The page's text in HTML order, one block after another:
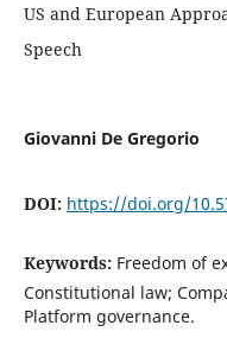
US and European
Speech
Giovanni De Gregorio
DOI: https://doi.org/
Keywords: Freedom of
Constitutional law;
Platform governance.